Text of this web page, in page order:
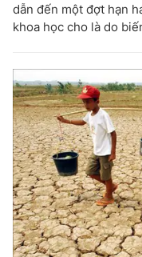
dẫn đến một đợt hạn
khoa học cho là do